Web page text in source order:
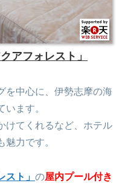
アフォレスト」
を中心に、伊勢志摩の海
ます。
けてくれるなど、ホテル
力です。
スト」 の屋内プール付き